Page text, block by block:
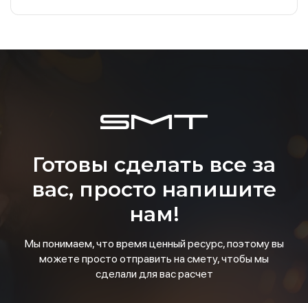
Готовы сделать все за
вас, просто напишите
нам!
Мы понимаем, что время ценный ресурс, поэтому вы
можете просто отправить на смету, чтобы мы
сделали для вас расчет